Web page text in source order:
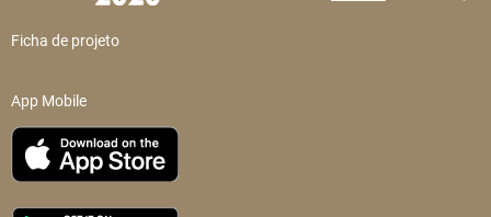
Ficha de projeto
App Mobile